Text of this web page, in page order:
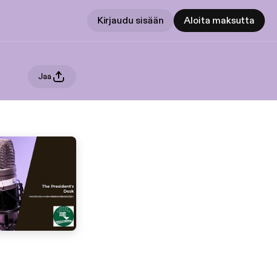
Kirjaudu sisään Aloita maksutta
Jaa